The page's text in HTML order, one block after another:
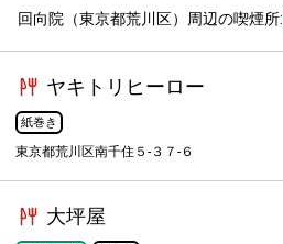
回向院（東京都荒川区）周辺の喫煙所:
ヤキトリヒーロー
紙巻き
東京都荒川区南千住５-３７-６
大坪屋